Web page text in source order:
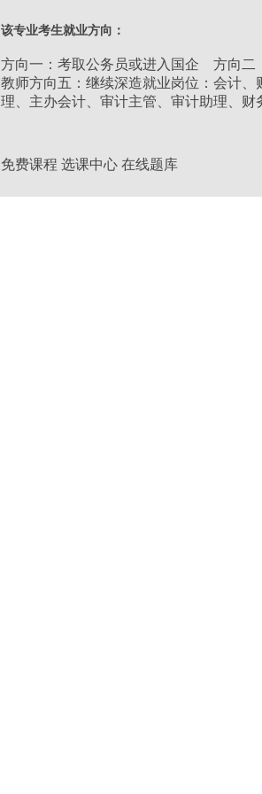
该专业考生就业方向：
方向一：考取公务员或进入国企 方向二
教师方向五：继续深造就业岗位：会计
理、主办会计、审计主管、审计助理、财
免费课程 选课中心 在线题库